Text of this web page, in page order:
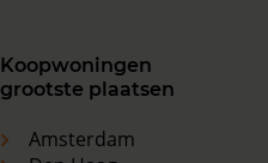
Koopwoningen
grootste plaatsen
Amsterdam